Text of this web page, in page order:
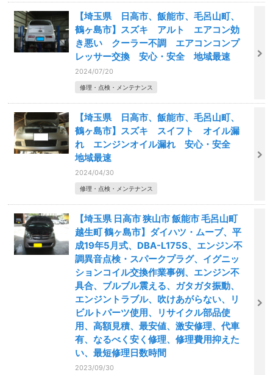
【埼玉県 日高市、飯能市、毛呂山町、
鶴ヶ島市】スズキ アルト エアコン効
き悪い クーラー不調 エアコンコンプ
レッサー交換 安心・安全 地域最速
2024/07/20
修理・点検・メンテナンス
【埼玉県 日高市、飯能市、毛呂山町、
鶴ヶ島市】スズキ スイフト オイル漏
れ エンジンオイル漏れ 安心・安全
地域最速
2024/04/30
修理・点検・メンテナンス
【埼玉県 日高市 狭山市 飯能市 毛呂山町
越生町 鶴ヶ島市】ダイハツ・ムーブ、平
成19年5月式、DBA-L175S、エンジン不
調異音点検・スパークプラグ、イグニッ
ションコイル交換作業事例、エンジン不
具合、ブルブル震える、ガタガタ振動、
エンジントラブル、吹けあがらない、リ
ビルトパーツ使用、リサイクル部品使
用、高額見積、最安値、激安修理、代車
有、なるべく安く修理、修理費用抑えた
い、最短修理日数時間
2023/09/30